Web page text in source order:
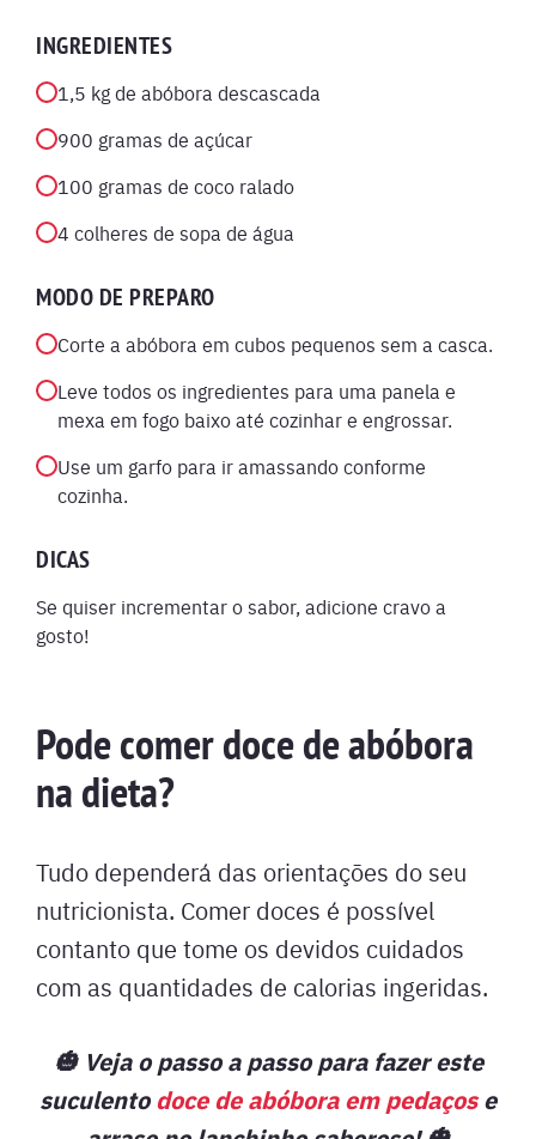
INGREDIENTES
1,5 kg de abóbora descascada
900 gramas de açúcar
100 gramas de coco ralado
4 colheres de sopa de água
MODO DE PREPARO
Corte a abóbora em cubos pequenos sem a casca.
Leve todos os ingredientes para uma panela e
mexa em fogo baixo até cozinhar e engrossar.
Use um garfo para ir amassando conforme
cozinha.
DICAS
Se quiser incrementar o sabor, adicione cravo a
gosto!
Pode comer doce de abóbora
na dieta?
Tudo dependerá das orientações do seu
nutricionista. Comer doces é possível
contanto que tome os devidos cuidados
com as quantidades de calorias ingeridas.
🎃 Veja o passo a passo para fazer este
suculentodoce de abóbora em pedaçose